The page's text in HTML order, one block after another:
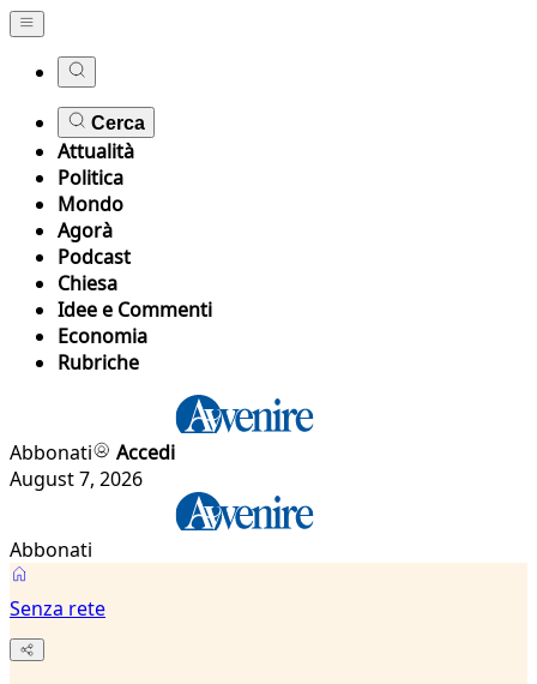
Cerca
Attualità
Politica
Mondo
Agorà
Podcast
Chiesa
Idee e Commenti
Economia
Rubriche
Abbonati
Accedi
August 7, 2026
Abbonati
Senza rete